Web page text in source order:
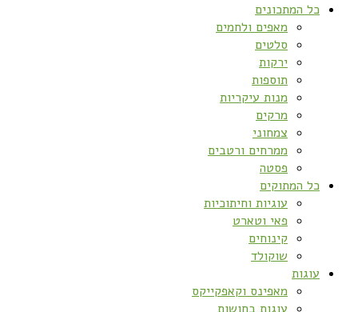
כל המתכונים
מאפים ולחמים
סלטים
ירקות
תוספות
מנות עיקריות
מרקים
צמחוני
ממרחים ורטבים
פסטה
כל המתוקים
עוגיות וחיתוכיות
פאי וטארט
קינוחים
שוקולד
עוגות
מאפינס וקאפקייקס